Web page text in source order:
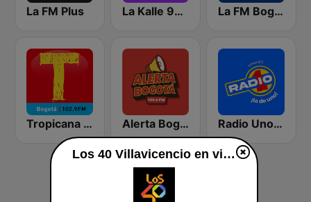
La FM Plus La Kalle 96.9 FM La FM Bogotá
Tropicana Bogotá Alerta Bogotá 104.4 FM Radio Uno Bogotá
Los 40 Villavicencio en vivo